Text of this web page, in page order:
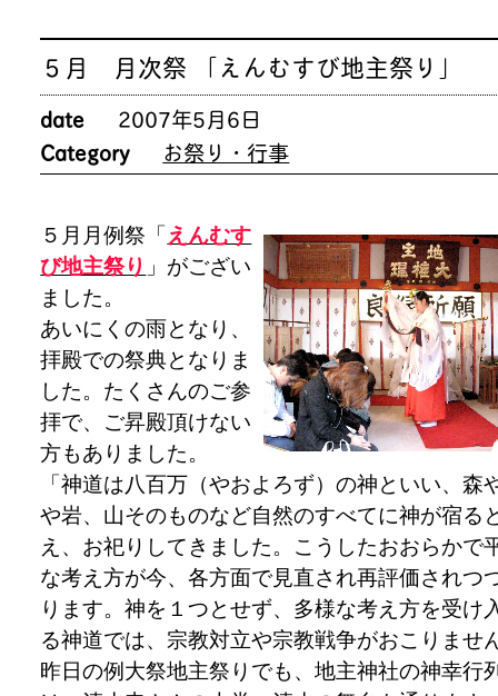
５月 月次祭 「えんむすび地主祭り」
date
2007年5月6日
Category
お祭り・行事
５月月例祭「 えんむす
び地主祭り 」がござい
ました。
あいにくの雨となり、
拝殿での祭典となりま
した。たくさんのご参
拝で、ご昇殿頂けない
方もありました。
「神道は八百万（やおよろず）の神といい、森
や岩、山そのものなど自然のすべてに神が宿る
え、お祀りしてきました。こうしたおおらかで
な考え方が今、各方面で見直され再評価されつ
ります。神を１つとせず、多様な考え方を受け
る神道では、宗教対立や宗教戦争がおこりませ
昨日の例大祭地主祭りでも、地主神社の神幸行